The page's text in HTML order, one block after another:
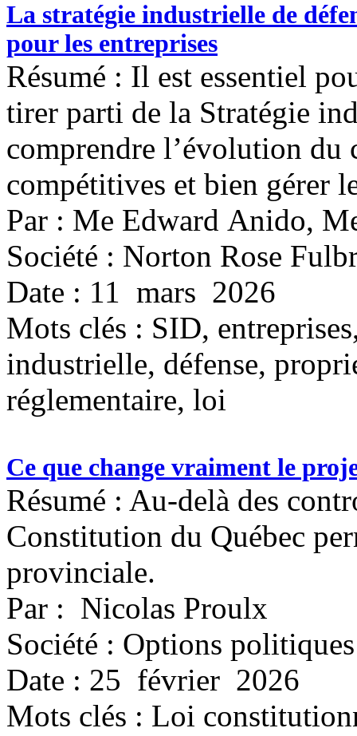
La stratégie industrielle de
pour les entreprises
Résumé : Il est essentiel
tirer parti de la Stratégie
comprendre l’évolution du
compétitives et bien gérer
Par : Me Edward Anido,
Société : Norton Rose
Date : 11 mars 2026
Mots clés : SID,
industrielle, défense,
réglementaire, loi
Ce que change vraiment le
Résumé : Au-delà des
Constitution du Québec
provinciale.
Par : Nicolas Proulx
Société : Options politiques
Date : 25 février 2026
Mots clés : Loi